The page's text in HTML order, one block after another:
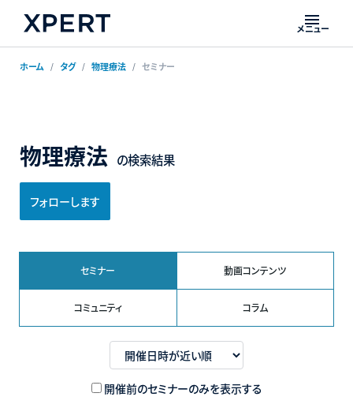
メニュー
ホーム タグ 物理療法 セミナー
物理療法 の検索結果
フォローします
セミナー 動画コンテンツ
コミュニティ コラム
開催前のセミナーのみを表示する